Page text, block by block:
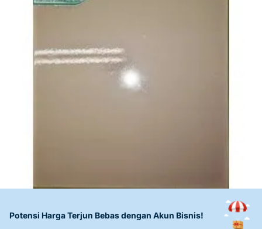
Potensi Harga Terjun Bebas dengan Akun Bisnis!